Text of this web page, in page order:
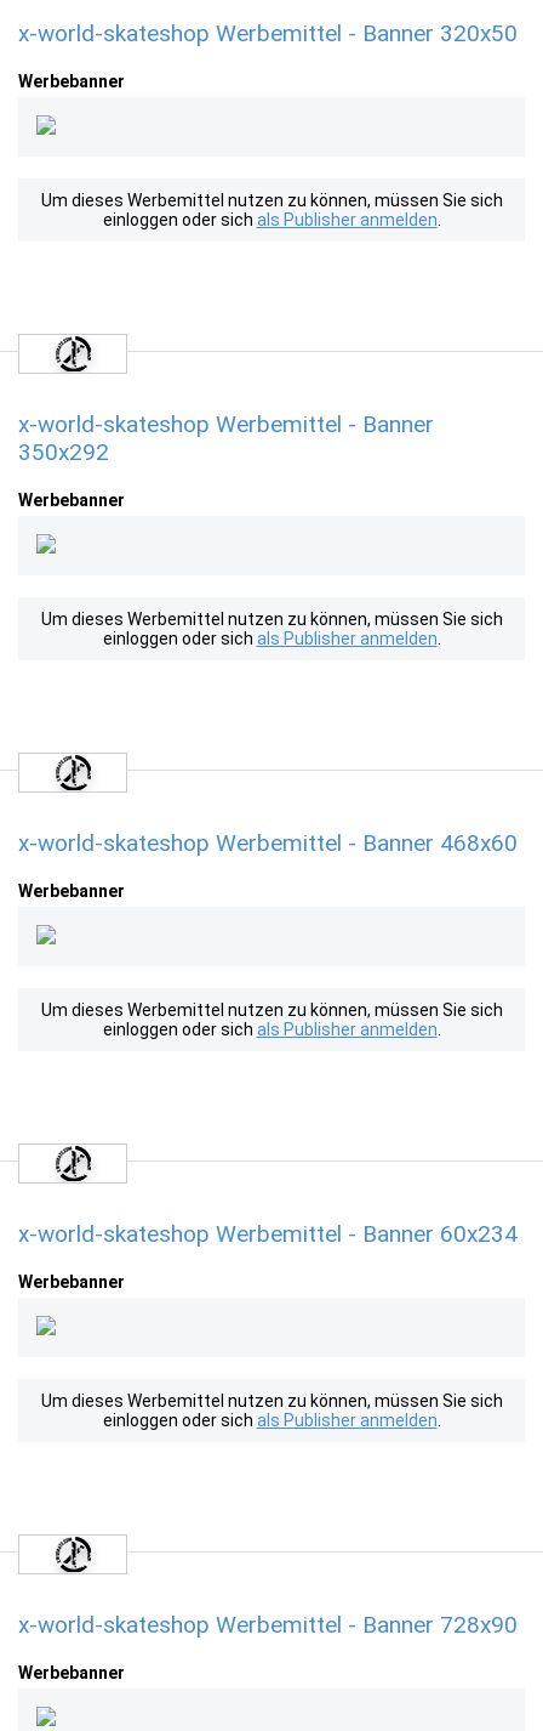
x-world-skateshop Werbemittel - Banner 320x50
Werbebanner
Um dieses Werbemittel nutzen zu können, müssen Sie sich
einloggen oder sich als Publisher anmelden
x-world-skateshop Werbemittel - Banner
350x292
Werbebanner
Um dieses Werbemittel nutzen zu können, müssen Sie sich
einloggen oder sich als Publisher anmelden
x-world-skateshop Werbemittel - Banner 468x60
Werbebanner
Um dieses Werbemittel nutzen zu können, müssen Sie sich
einloggen oder sich als Publisher anmelden
x-world-skateshop Werbemittel - Banner 60x234
Werbebanner
Um dieses Werbemittel nutzen zu können, müssen Sie sich
einloggen oder sich als Publisher anmelden
x-world-skateshop Werbemittel - Banner 728x90
Werbebanner